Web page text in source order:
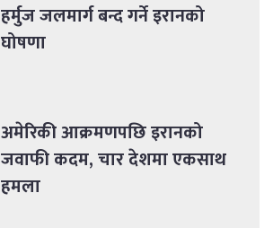
हर्मुज जलमार्ग बन्द गर्ने इरानको
घोषणा
अमेरिकी आक्रमणपछि इरानको
जवाफी कदम, चार देशमा एकसाथ
हमला